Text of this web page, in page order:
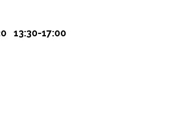
13:30-17:00